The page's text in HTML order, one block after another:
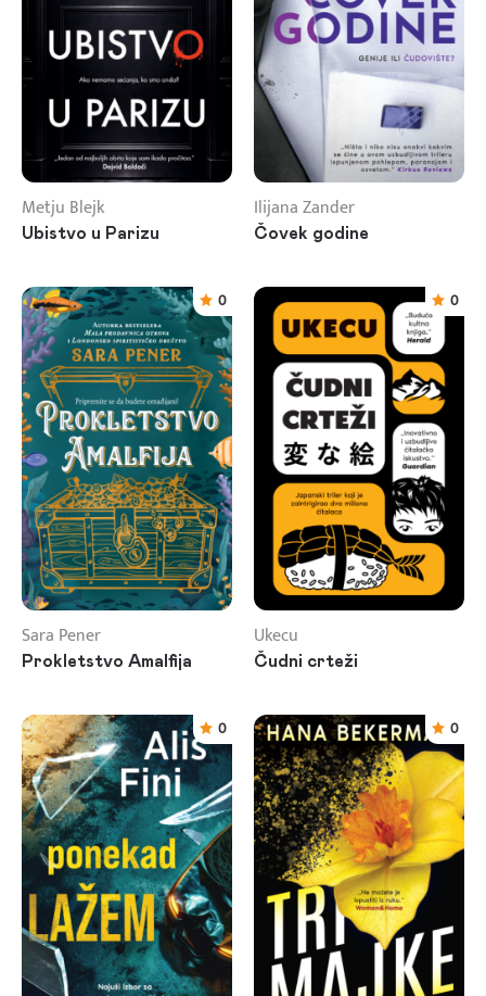
Metju Blejk
Ubistvo u Parizu
Ilijana Zander
Čovek godine
0
Sara Pener
Prokletstvo Amalfija
0
Ukecu
Čudni crteži
0 0